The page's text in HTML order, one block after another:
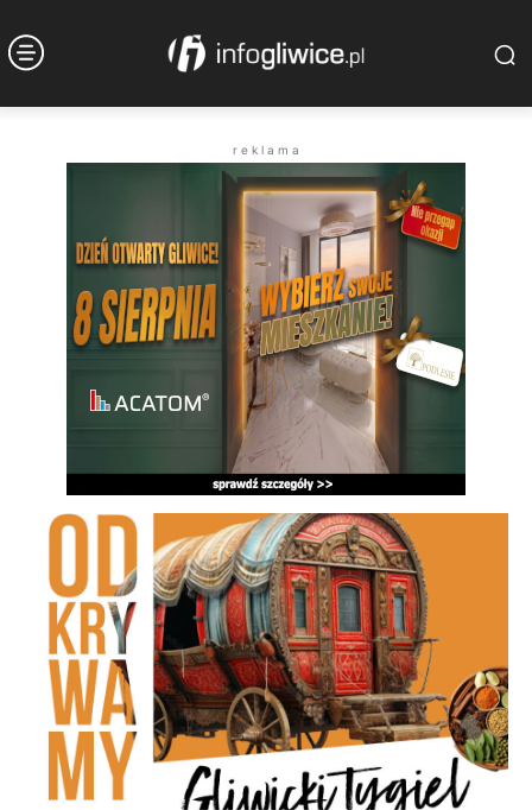
r e k l a m a